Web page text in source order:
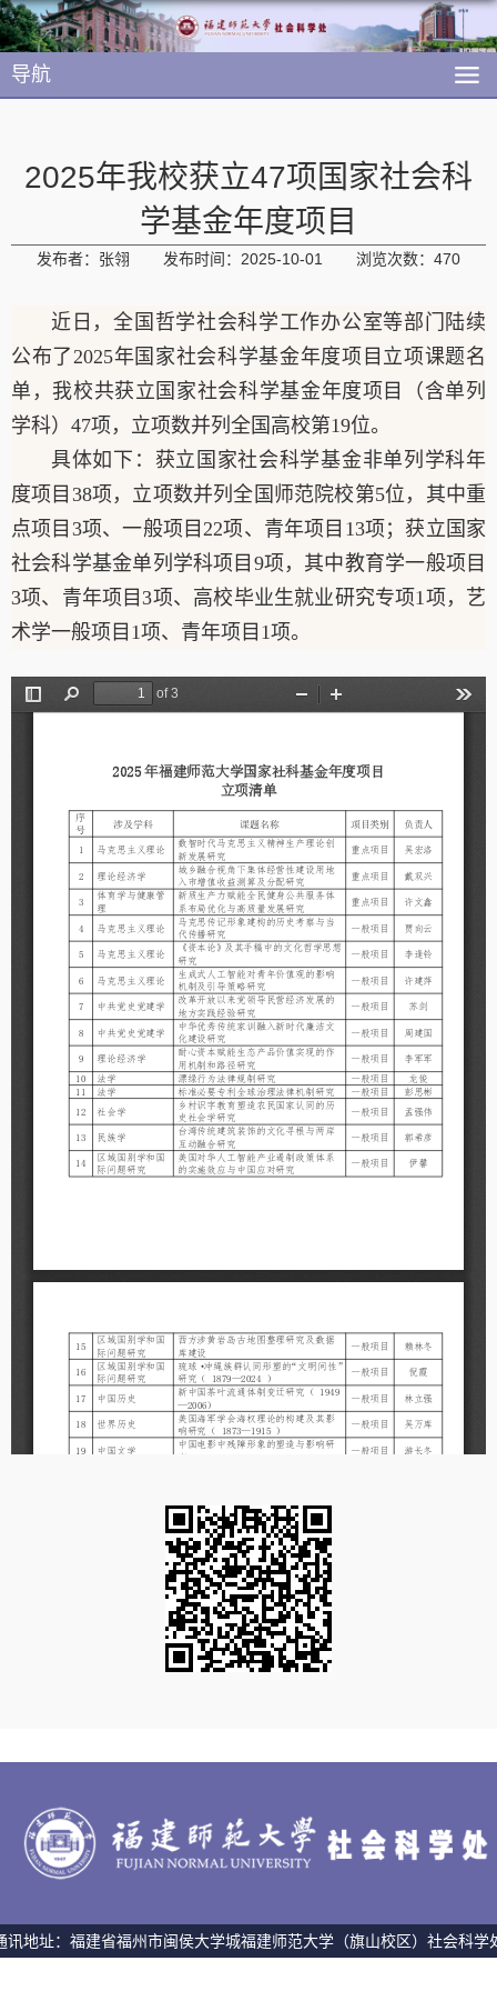
导航
2025年我校获立47项国家社会科
学基金年度项目
发布者：张翎 发布时间：2025-10-01 浏览次数： 470
近日，全国哲学社会科学工作办公室等部门陆续
公布了 2025年国家社会科学基金年度项目立项课题名
单，我校共获立国家社会科学基金年度项目（含单列
学科）47项，立项数并列全国高校第19位。
具体如下：获立国家社会科学基金非单列学科年
度项目38项，立项数并列全国师范院校第5位，其中重
点项目3项、一般项目22项、青年项目13项；获立国家
社会科学基金单列学科项目9项，其中教育学一般项目
3项、青年项目3项、高校毕业生就业研究专项1项，艺
术学一般项目1项、青年项目1项。
讯地址：福建省福州市闽侯大学城福建师范大学（旗山校区）社会科学